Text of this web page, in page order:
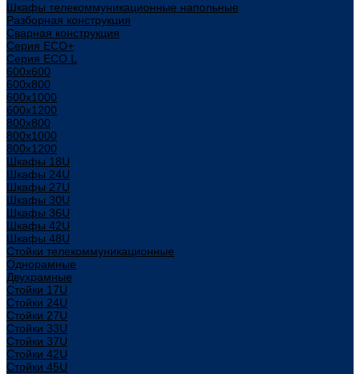
Шкафы телекоммуникационные напольные
Разборная конструкция
Сварная конструкция
Серия ECO+
Серия ECO L
600x600
600x800
600х1000
600х1200
800x800
800х1000
800х1200
Шкафы 18U
Шкафы 24U
Шкафы 27U
Шкафы 30U
Шкафы 36U
Шкафы 42U
Шкафы 48U
Стойки телекоммуникационные
Однорамные
Двухрамные
Стойки 17U
Стойки 24U
Стойки 27U
Стойки 33U
Стойки 37U
Стойки 42U
Стойки 45U